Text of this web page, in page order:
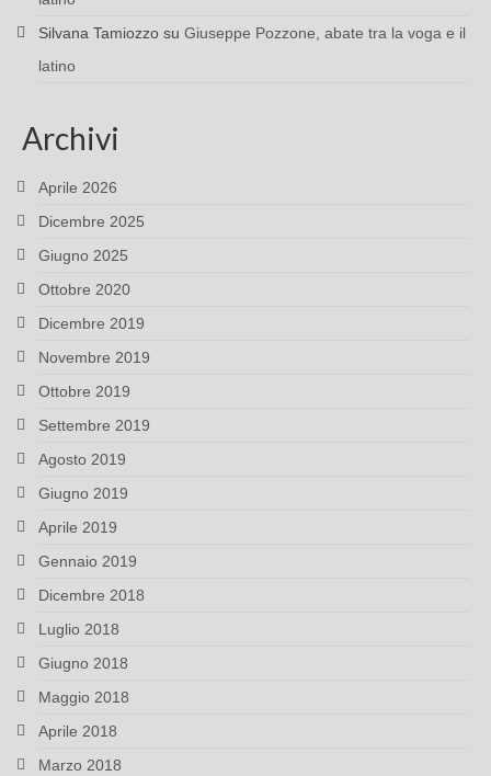
Silvana Tamiozzo su Giuseppe Pozzone, abate tra la voga e il
latino
Archivi
Aprile 2026
Dicembre 2025
Giugno 2025
Ottobre 2020
Dicembre 2019
Novembre 2019
Ottobre 2019
Settembre 2019
Agosto 2019
Giugno 2019
Aprile 2019
Gennaio 2019
Dicembre 2018
Luglio 2018
Giugno 2018
Maggio 2018
Aprile 2018
Marzo 2018